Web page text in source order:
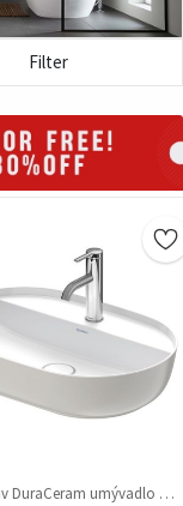
Filter
Duravit Luv DuraCeram umývadlo na dosku 60 cm – bielo-sivá #356276